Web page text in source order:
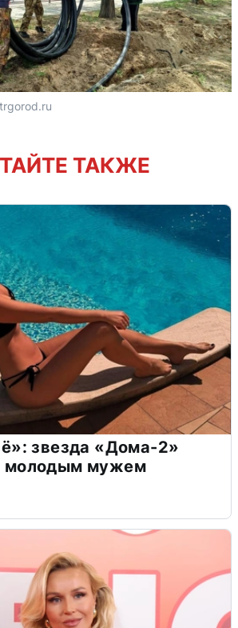
ТАКЖЕ
звезда «Дома-2»
молодым мужем